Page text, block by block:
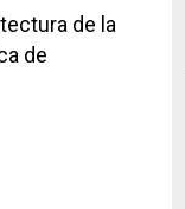
de la
de